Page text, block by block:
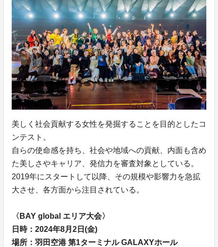
美しく社会貢献する女性を発掘することを目的としたコ
ンテスト。
自らの使命感を持ち、社会や地域への貢献、内面も含め
た美しさやキャリア、発信力を審査対象としている。
2019年にスタートして以降、その規模や影響力を急拡
大させ、各方面から注目されている。
〈BAY global エリア大会〉
日時：2024年8月2日(金)
場所：羽田空港 第1ターミナル GALAXYホール